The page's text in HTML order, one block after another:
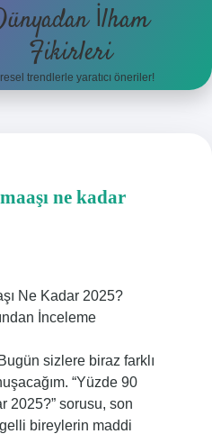
İlham
Fikirleri
trendlerle yaratıcı öneriler!
ne kadar
Ne Kadar 2025?
İnceleme
sizlere biraz farklı
“Yüzde 90
2025?” sorusu, son
bireylerin maddi